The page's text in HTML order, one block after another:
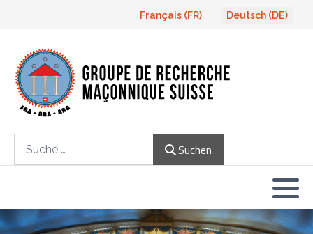
Sprache auswählen
Français (FR) Deutsch (DE)
Suchen